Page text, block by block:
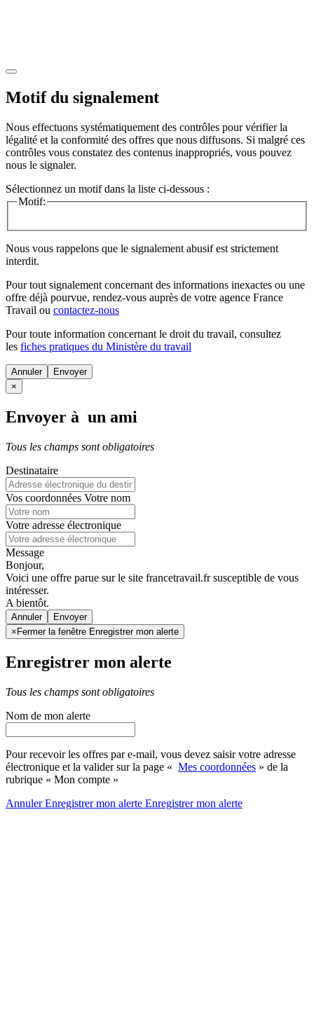
Motif du signalement
Nous effectuons systématiquement des contrôles pour vérifier la
légalité et la conformité des offres que nous diffusons. Si malgré ces
contrôles vous constatez des contenus inappropriés, vous pouvez
nous le signaler.
Sélectionnez un motif dans la liste ci-dessous :
Motif:
Nous vous rappelons que le signalement abusif est strictement
interdit.
Pour tout signalement concernant des informations inexactes ou une
offre déjà pourvue, rendez-vous auprès de votre agence France
Travail ou contactez-nous
Pour toute information concernant le droit du travail, consultez
les fiches pratiques du Ministère du travail
Annuler
×
Envoyer à un ami
Tous les champs sont obligatoires
Destinataire
Vos coordonnées Votre nom
Votre adresse électronique
Message
Bonjour,
Voici une offre parue sur le site francetravail.fr susceptible de vous
intéresser.
A bientôt.
Annuler
× Fermer la fenêtre Enregistrer mon alerte
Enregistrer mon alerte
Tous les champs sont obligatoires
Nom de mon alerte
Pour recevoir les offres par e-mail, vous devez saisir votre adresse
électronique et la valider sur la page « Mes coordonnées » de la
rubrique « Mon compte »
AnnulerEnregistrer mon alerte Enregistrermon alerte